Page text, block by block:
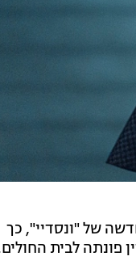
של "ונסדיי", כך
פונתה לבית